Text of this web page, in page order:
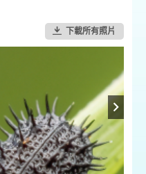
下載所有照片